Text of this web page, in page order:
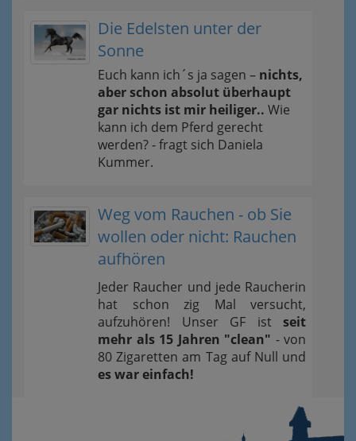
Die Edelsten unter der
Sonne
Euch kann ich´s ja sagen – nichts,
aber schon absolut überhaupt
gar nichts ist mir heiliger.. Wie
kann ich dem Pferd gerecht
werden? - fragt sich Daniela
Kummer.
Weg vom Rauchen - ob Sie
wollen oder nicht: Rauchen
aufhören
Jeder Raucher und jede Raucherin
hat schon zig Mal versucht,
aufzuhören! Unser GF ist seit
mehr als 15 Jahren "clean" - von
80 Zigaretten am Tag auf Null und
es war einfach!